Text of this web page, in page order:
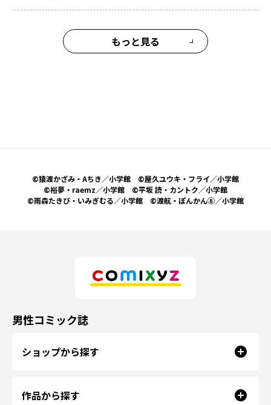
もっと見る
©猿渡かざみ・Aちき／小学館 ©屋久ユウキ・フライ／小学館
©裕夢・raemz／小学館 ©平坂 読・カントク／小学館
©雨森たきび・いみぎむる／小学館 ©渡航・ぽんかん⑧／小学館
男性コミック誌
ショップから探す
作品から探す